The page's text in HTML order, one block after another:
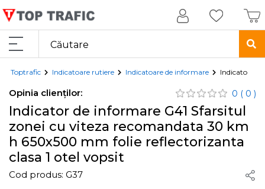
Toptrafic Indicatoare rutiere Indicatoare de informare Indicator de
Opinia clienților: 0 ( 0 )
Indicator de informare G41 Sfarsitul
zonei cu viteza recomandata 30 km
h 650x500 mm folie reflectorizanta
clasa 1 otel vopsit
Cod produs: G37